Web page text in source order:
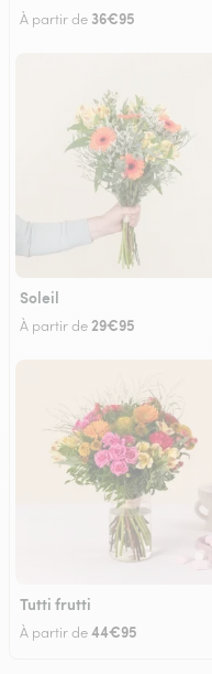
À partir de 36€95
Soleil
À partir de 29€95
Tutti frutti
À partir de44€95